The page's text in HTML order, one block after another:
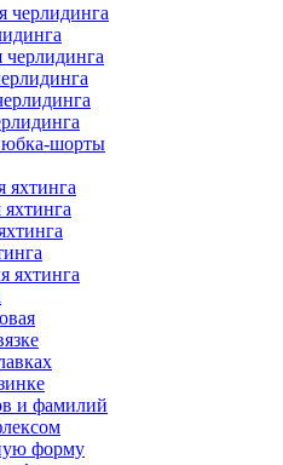
черлидинга
шорты
яхтинга
яхтинга
и фамилий
форму